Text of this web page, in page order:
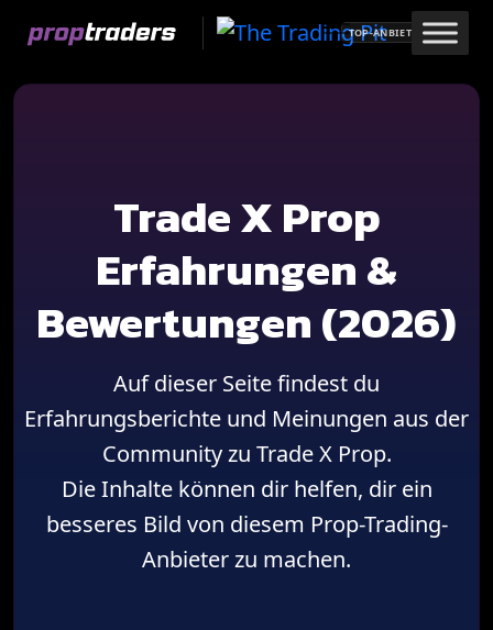
TOP-ANBIETER
Trade X Prop
Erfahrungen &
Bewertungen (2026)
Auf dieser Seite findest du
Erfahrungsberichte und Meinungen aus der
Community zu Trade X Prop.
Die Inhalte können dir helfen, dir ein
besseres Bild von diesem Prop-Trading-
Anbieter zu machen.